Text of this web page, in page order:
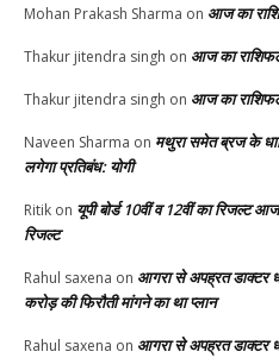
Mohan Prakash Sharma on आज का
Thakur jitendra singh on आज का
Thakur jitendra singh on आज का
Naveen Sharma on मथुरा समेत ब्रज के
लगेगा प्रतिबंध: योगी
Ritik on यूपी बोर्ड 10वीं व 12वीं का रिजल्ट
रिजल्ट
Rahul saxena on आगरा से अपह्रत डाक्टर
करोड़ की फिरौती मांगने का था प्लान
Rahul saxena on आगरा से अपह्रत डाक्टर